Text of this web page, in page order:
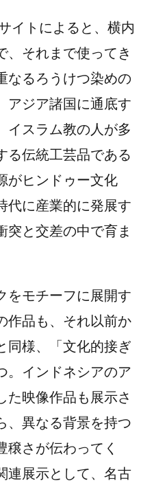
イトによると、横内
、それまで使ってき
なるろうけつ染めの
アジア諸国に通底す
イスラム教の人が多
る伝統工芸品である
がヒンドゥー文化
代に産業的に発展す
突と交差の中で育ま
モチーフに展開す
作品も、それ以前か
同様、「文化的接ぎ
。インドネシアのア
た映像作品も展示さ
、異なる背景を持つ
穣さが伝わってく
連展示として、名古